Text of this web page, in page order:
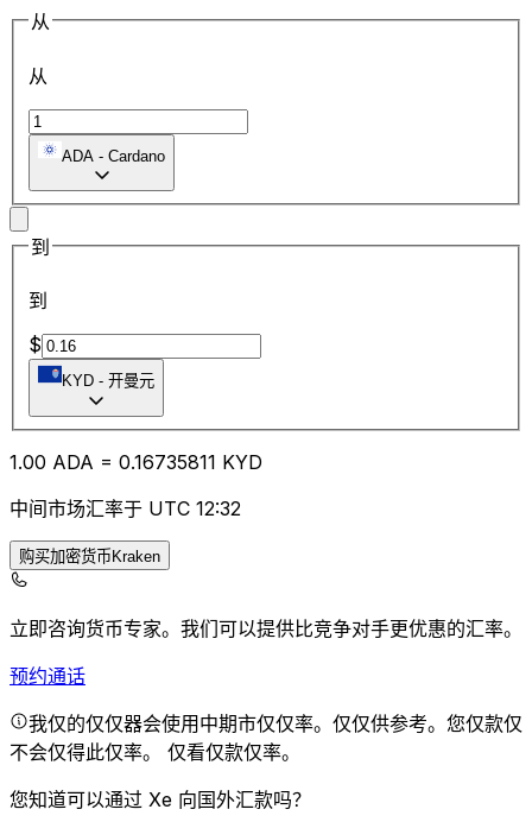
从
从
ADA - Cardano
到
到
$
KYD - 开曼元
1.00 ADA = 0.16735811 KYD
中间市场汇率于 UTC 12:32
购买加密货币Kraken
立即咨询货币专家。 我们可以提供比竞争对手更优惠的汇率。
预约通话
我仅的仅仅器会使用中期市仅仅率。仅仅供参考。您仅款仅
不会仅得此仅率。 仅看仅款仅率。
您知道可以通过 Xe 向国外汇款吗？